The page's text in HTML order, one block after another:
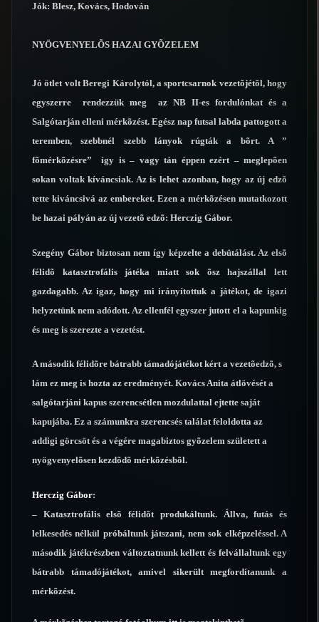
Jók: Blesz, Kovács, Hodován
NYÖGVENYELÕS HAZAI GYÕZELEM
Jó ötlet volt Beregi Károlytól, a sportcsarnok vezetõjétõl, hogy
egyszerre rendezzük meg az NB II-es fordulónkat és a
Salgótarján elleni mérkõzést. Egész nap futsal labda pattogott a
teremben, szebbnél szebb lányok rúgták a bõrt. A ”
fõmérkõzésre” így is – vagy tán éppen ezért – meglepõen
sokan voltak kíváncsiak. Az is lehet azonban, hogy az új edzõ
tette kiváncsivá az embereket. Ezen a mérkõzésen mutatkozott
be hazai pályán az új vezetõ edzõ: Herczig Gábor.
Szegény Gábor biztosan nem így képzelte a debütálást. Az elsõ
félidõ katasztrofális játéka miatt sok õsz hajszállal lett
gazdagabb. Az igaz, hogy mi irányítottuk a játékot, de igazi
helyzetünk nem adódott. Az ellenfél egyszer jutott el a kapunkig
és meg is szerezte a vezetést.
A második félidõre bátrabb támadójátékot kért a vezetõedzõ, s
lám ez meg is hozta az eredményét. Kovács Anita átlövését a
salgótarjáni kapus szerencsétlen mozdulattal ejtette saját
kapujába. Ez a számunkra szerencsés találat feloldotta az
addigi görcsöt és a végére magabiztos gyõzelem született a
nyögvenyelõsen kezdõdõ mérkõzésbõl.
Herczig Gábor:
– Katasztrofális elsõ félidõt produkáltunk. Állva, futás és
lelkesedés nélkül próbáltunk játszani, nem sok elképzeléssel. A
második játékrészben változtatnunk kellett és felvállaltunk egy
bátrabb támadójátékot, amivel sikerült megfordítanunk a
mérkõzést.